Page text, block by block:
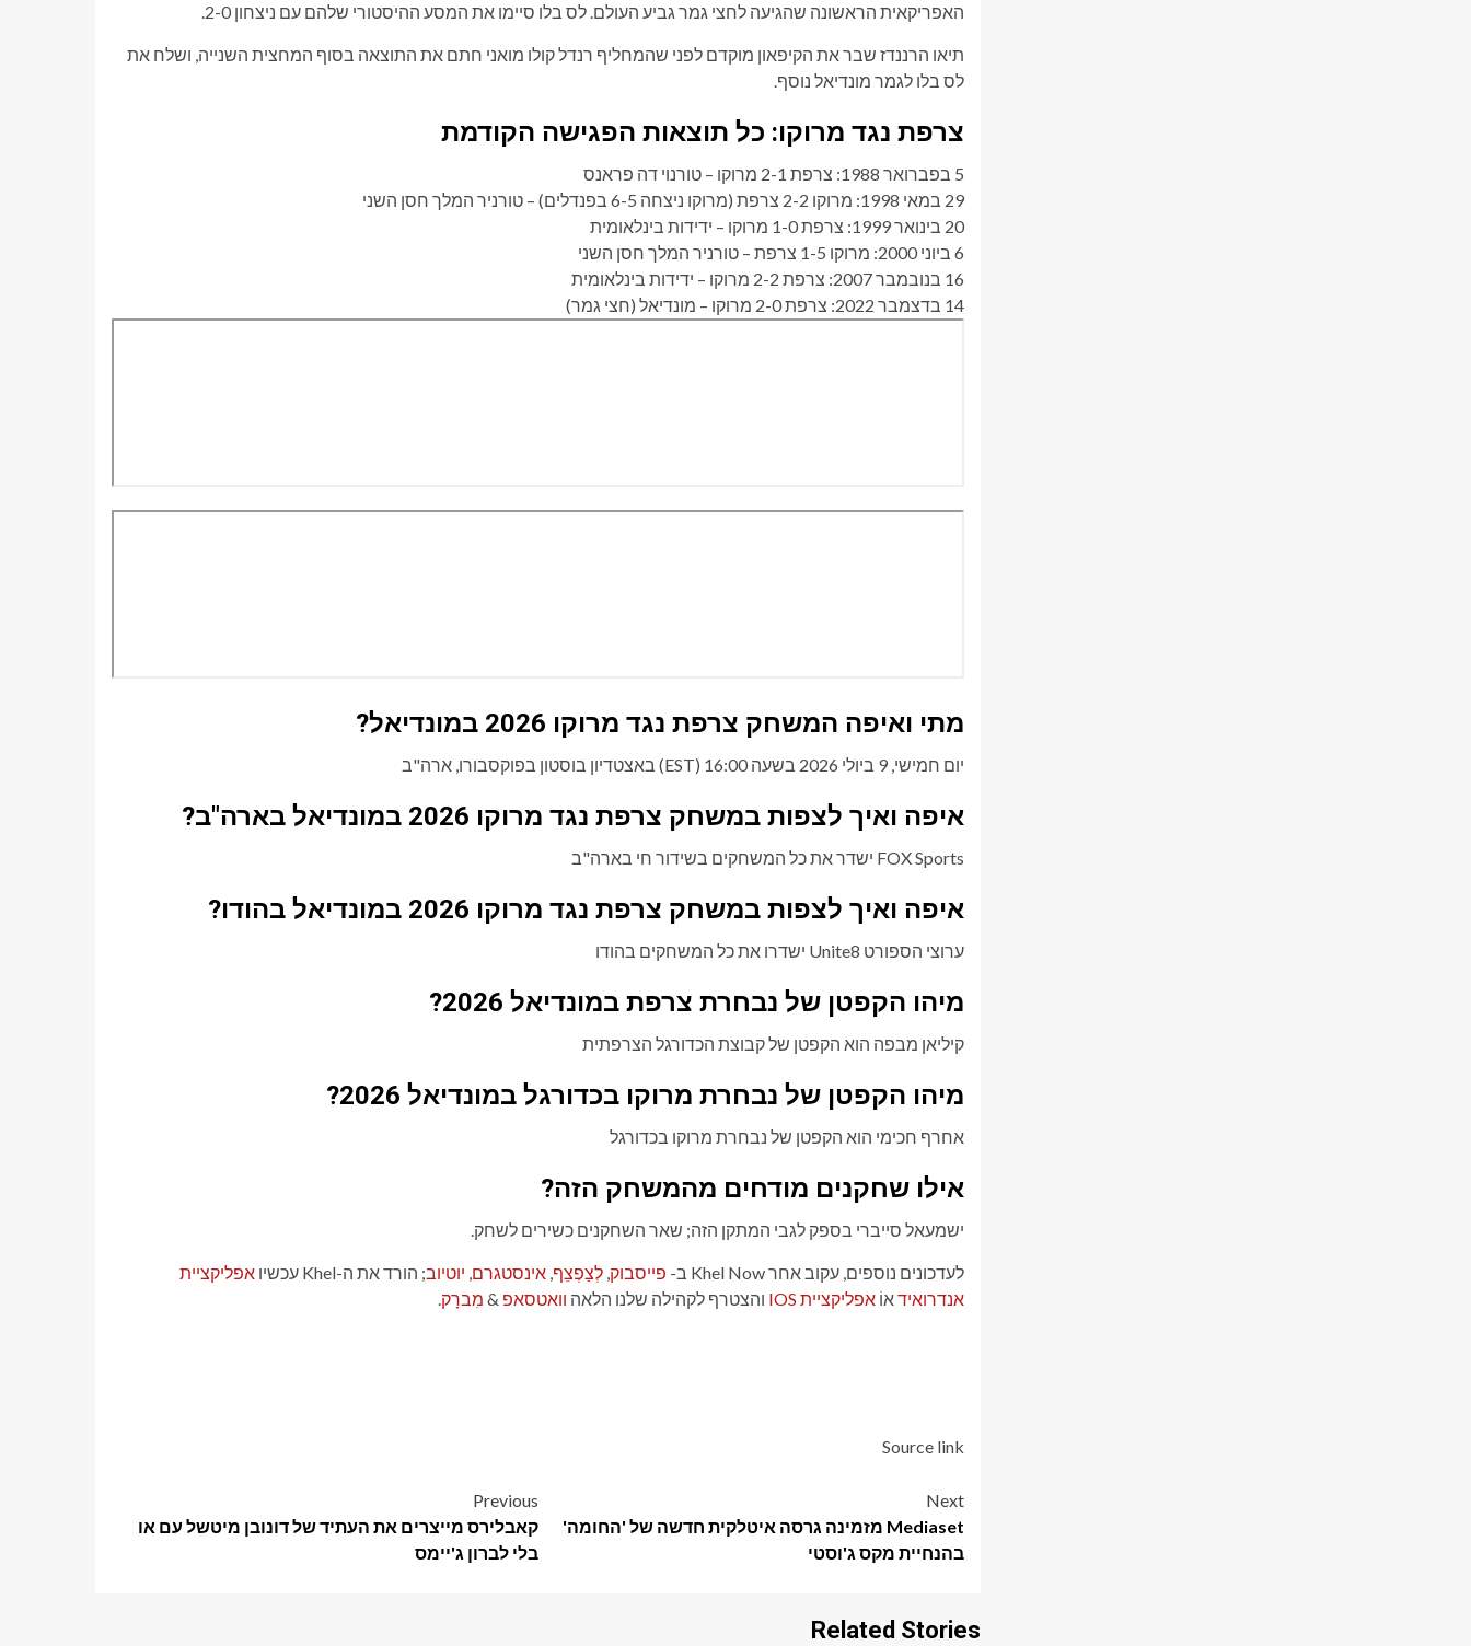
האפריקאית הראשונה שהגיעה לחצי גמר גביע העולם. לס בלו סיימו את המסע ההיסטורי שלהם עם ניצחון 2-0.
תיאו הרננדז שבר את הקיפאון מוקדם לפני שהמחליף רנדל קולו מואני חתם את התוצאה בסוף המחצית השנייה, ושלח את
לס בלו לגמר מונדיאל נוסף.
צרפת נגד מרוקו: כל תוצאות הפגישה הקודמת
5 בפברואר 1988: צרפת 2-1 מרוקו – טורנוי דה פראנס
29 במאי 1998: מרוקו 2-2 צרפת (מרוקו ניצחה 6-5 בפנדלים) – טורניר המלך חסן השני
20 בינואר 1999: צרפת 1-0 מרוקו – ידידות בינלאומית
6 ביוני 2000: מרוקו 1-5 צרפת – טורניר המלך חסן השני
16 בנובמבר 2007: צרפת 2-2 מרוקו – ידידות בינלאומית
14 בדצמבר 2022: צרפת 2-0 מרוקו – מונדיאל (חצי גמר)
מתי ואיפה המשחק צרפת נגד מרוקו 2026 במונדיאל?
יום חמישי, 9 ביולי 2026 בשעה 16:00 (EST) באצטדיון בוסטון בפוקסבורו, ארה"ב
איפה ואיך לצפות במשחק צרפת נגד מרוקו 2026 במונדיאל בארה"ב?
FOX Sports ישדר את כל המשחקים בשידור חי בארה"ב
איפה ואיך לצפות במשחק צרפת נגד מרוקו 2026 במונדיאל בהודו?
ערוצי הספורט Unite8 ישדרו את כל המשחקים בהודו
מיהו הקפטן של נבחרת צרפת במונדיאל 2026?
קיליאן מבפה הוא הקפטן של קבוצת הכדורגל הצרפתית
מיהו הקפטן של נבחרת מרוקו בכדורגל במונדיאל 2026?
אחרף חכימי הוא הקפטן של נבחרת מרוקו בכדורגל
אילו שחקנים מודחים מהמשחק הזה?
ישמעאל סייברי בספק לגבי המתקן הזה; שאר השחקנים כשירים לשחק.
לעדכונים נוספים, עקוב אחר Khel Now ב- פייסבוק, לְצַפְצֵף, אינסטגרם, יוטיוב; הורד את ה-Khel עכשיו
אפליקציית
אנדרואידאוֹ אפליקציית IOS והצטרף לקהילה שלנו הלאה וואטסאפ & מִברָק.
Source link
Post
navigation
Previous
קאבלירס מייצרים את העתיד של דונובן מיטשל עם או
בלי לברון ג'יימס
Next
Mediaset מזמינה גרסה איטלקית חדשה של 'החומה'
בהנחיית מקס ג'וסטי
Related Stories